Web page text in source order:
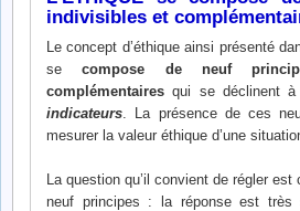
indivisibles et
Le concept d’éthique ainsi présenté
secompose de neuf
complémentairesqui se déclinent
indicateurs. La présence de ces
mesurer la valeur éthique d’une
La question qu’il convient de régler
neuf principes : la réponse est très